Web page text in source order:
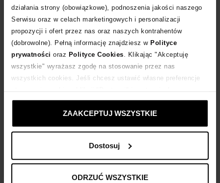
działania strony (obowiązkowe), podnoszenia jakości naszego
Serwisu oraz w celach marketingowych i personalizacji
propozycji i ofert przez nas oraz naszych kontrahentów
(dobrowolne). Pełną informację znajdziesz w Polityce
prywatności oraz Polityce Cookies . Klikając "Akceptuję
wszystkie" wyrażasz zgodę na stosowanie przez nas
wszystkich cookies. Jeśli chcesz ustawić własne preferencje
ustawienia prywatności.
ZAAKCEPTUJ WSZYSTKIE
Dostosuj
ODRZUĆ WSZYSTKIE
14 dni na zwrot towaru
+40 punktów zyskujesz w Klubie Korzyści
Kup teraz, Zapłać później!
Produkt partnerskiMoliera2
Opis produktu